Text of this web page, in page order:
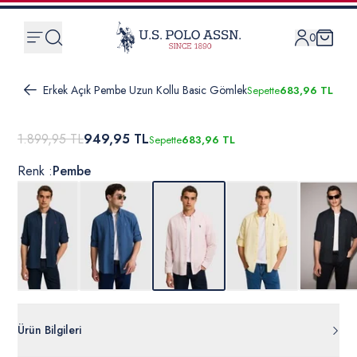
0
Erkek Açık Pembe Uzun Kollu Basic GömlekSepette683,96 TL
1.899,95 TL949,95 TLSepette683,96 TL
Renk :Pembe
Ürün Bilgileri